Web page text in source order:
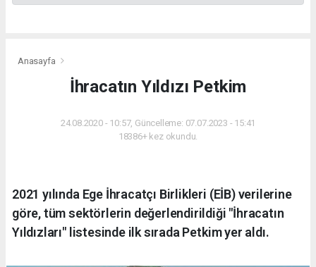
Anasayfa
İhracatın Yıldızı Petkim
24.08.2020 - 10:57, Güncelleme: 07.07.2023 - 15:41
18386+ kez okundu.
2021 yılında Ege İhracatçı Birlikleri (EİB) verilerine
göre, tüm sektörlerin değerlendirildiği "İhracatın
Yıldızları" listesinde ilk sırada Petkim yer aldı.